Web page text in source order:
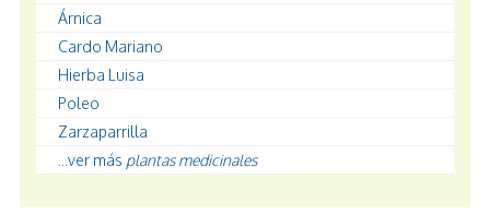
Árnica
Cardo Mariano
Hierba Luisa
Poleo
Zarzaparrilla
...ver más plantas medicinales